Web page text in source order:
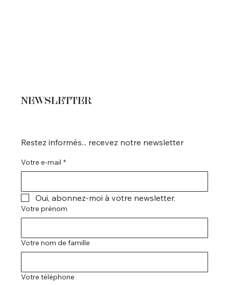
Restez informés... recevez notre newsletter
Votre e-mail *
Oui, abonnez-moi à votre newsletter.
Votre prénom
Votre nom de famille
Votre téléphone
NEWSLETTER